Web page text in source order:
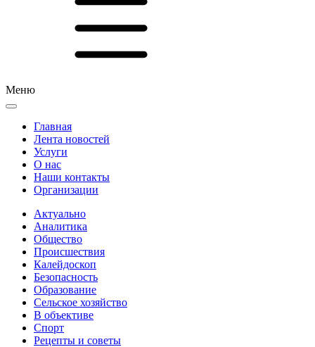
Меню
Главная
Лента новостей
Услуги
О нас
Наши контакты
Организации
Актуально
Аналитика
Общество
Происшествия
Калейдоскоп
Безопасность
Образование
Сельское хозяйство
В объективе
Спорт
Рецепты и советы